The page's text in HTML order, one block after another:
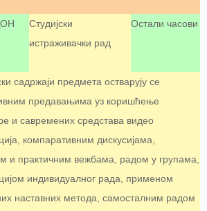
Студијски
истраживачки рад
Остали часови
садржаји предмета остварују се
предавањима уз коришћење
и савремених средстава видео
компаративним дискусијама,
и практичним вежбама, радом у групама,
индивидуалног рада, применом
наставних метода, самосталним радом